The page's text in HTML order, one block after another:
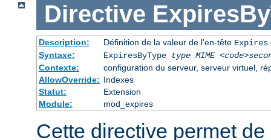
Directive
Description: Définition de la valeur de l'en-tête Expires
Syntaxe:
ExpiresByType type MIME
Contexte:
configuration du serveur, serveur virtuel,
AllowOverride: Indexes
Statut:
Extension
Module:
mod_expires
Cette directive permet